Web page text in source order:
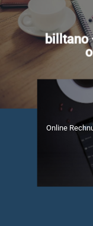
billtano
Online